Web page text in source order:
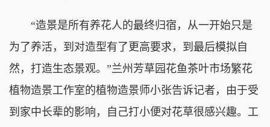
“造景是所有养花人的最终归宿，从一开始只是
为了养活，到对造型有了更高要求，到最后模拟自
然，打造生态景观。”兰州芳草园花鱼茶叶市场繁花
植物造景工作室的植物造景师小张告诉记者，由于受
到家中长辈的影响，自己打小便对花草很感兴趣。工